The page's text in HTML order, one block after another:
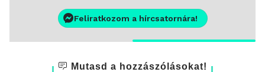
Feliratkozom a hírcsatornára!
Mutasd a hozzászólásokat!